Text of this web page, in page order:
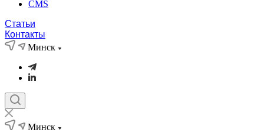
CMS
Статьи
Контакты
Минск
Минск